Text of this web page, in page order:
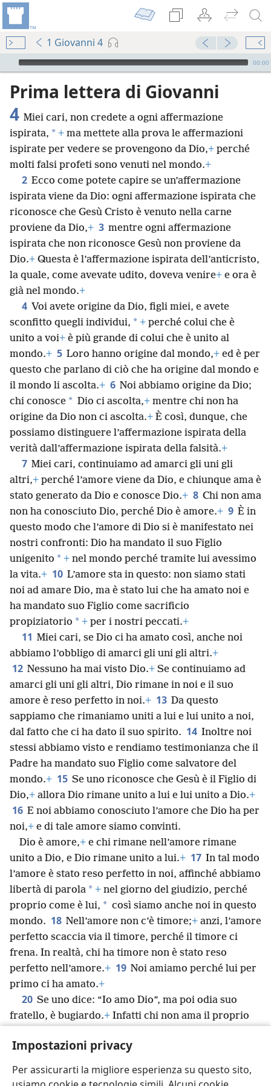
Impostazioni privacy
Per assicurarti la migliore esperienza su questo sito,
1 Giovanni 4
Audio Player
00:00
Prima lettera di Giovanni
4 Miei cari, non credete a ogni affermazione
ispirata, * + ma mettete alla prova le affermazioni
ispirate per vedere se provengono da Dio,+ perché
molti falsi profeti sono venuti nel mondo.+
2 Ecco come potete capire se un’affermazione
ispirata viene da Dio: ogni affermazione ispirata che
riconosce che Gesù Cristo è venuto nella carne
proviene da Dio,+ 3 mentre ogni affermazione
ispirata che non riconosce Gesù non proviene da
Dio.+ Questa è l’affermazione ispirata dell’anticristo,
la quale, come avevate udito, doveva venire+ e ora è
già nel mondo.+
4 Voi avete origine da Dio, figli miei, e avete
sconfitto quegli individui, * + perché colui che è
unito a voi+ è più grande di colui che è unito al
mondo.+ 5 Loro hanno origine dal mondo,+ ed è per
questo che parlano di ciò che ha origine dal mondo e
il mondo li ascolta.+ 6 Noi abbiamo origine da Dio;
chi conosce * Dio ci ascolta,+ mentre chi non ha
origine da Dio non ci ascolta.+ È così, dunque, che
possiamo distinguere l’affermazione ispirata della
verità dall’affermazione ispirata della falsità.+
7 Miei cari, continuiamo ad amarci gli uni gli
altri,+ perché l’amore viene da Dio, e chiunque ama è
stato generato da Dio e conosce Dio.+ 8 Chi non ama
non ha conosciuto Dio, perché Dio è amore.+ 9 È in
questo modo che l’amore di Dio si è manifestato nei
nostri confronti: Dio ha mandato il suo Figlio
unigenito * + nel mondo perché tramite lui avessimo
la vita.+ 10 L’amore sta in questo: non siamo stati
noi ad amare Dio, ma è stato lui che ha amato noi e
ha mandato suo Figlio come sacrificio
propiziatorio * + per i nostri peccati.+
11 Miei cari, se Dio ci ha amato così, anche noi
abbiamo l’obbligo di amarci gli uni gli altri.+
12 Nessuno ha mai visto Dio.+ Se continuiamo ad
amarci gli uni gli altri, Dio rimane in noi e il suo
amore è reso perfetto in noi.+ 13 Da questo
sappiamo che rimaniamo uniti a lui e lui unito a noi,
dal fatto che ci ha dato il suo spirito. 14 Inoltre noi
stessi abbiamo visto e rendiamo testimonianza che il
Padre ha mandato suo Figlio come salvatore del
mondo.+ 15 Se uno riconosce che Gesù è il Figlio di
Dio,+ allora Dio rimane unito a lui e lui unito a Dio.+
16 E noi abbiamo conosciuto l’amore che Dio ha per
noi,+ e di tale amore siamo convinti.
Dio è amore,+ e chi rimane nell’amore rimane
unito a Dio, e Dio rimane unito a lui.+ 17 In tal modo
l’amore è stato reso perfetto in noi, affinché abbiamo
libertà di parola * + nel giorno del giudizio, perché
proprio come è lui, * così siamo anche noi in questo
mondo. 18 Nell’amore non c’è timore;+ anzi, l’amore
perfetto scaccia via il timore, perché il timore ci
frena. In realtà, chi ha timore non è stato reso
perfetto nell’amore.+ 19 Noi amiamo perché lui per
primo ci ha amato.+
20 Se uno dice: “Io amo Dio”, ma poi odia suo
fratello, è bugiardo.+ Infatti chi non ama il proprio
non può vedere. + 21 E da lui abbiamo questo
comandamento: chi ama Dio deve amare anche il
proprio fratello.
+